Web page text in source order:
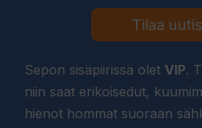
Tilaa
Sepon sisäpiirissä olet VIP.
niin saat erikoisedut,
hienot hommat suoraan